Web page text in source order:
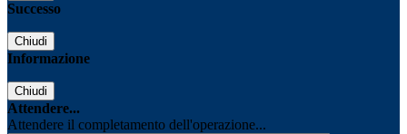
Successo
Chiudi
Informazione
Chiudi
Attendere...
Attendere il completamento dell'operazione...